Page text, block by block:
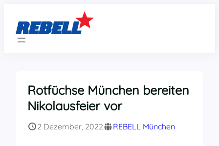
springen
Rotfüchse München bereiten
Nikolausfeier vor
2 Dezember, 2022 REBELL München